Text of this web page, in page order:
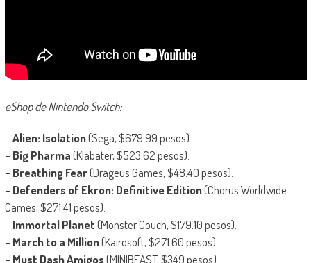
eShop de Nintendo Switch:
–Alien: Isolation(Sega, $679.99 pesos).
– Big Pharma(Klabater, $523.62 pesos).
– Breathing Fear(Drageus Games, $48.40 pesos).
– Defenders of Ekron: Definitive Edition(Chorus Worldwide
Games, $271.41 pesos).
– Immortal Planet(Monster Couch, $179.10 pesos).
– March to a Million(Kairosoft, $271.60 pesos).
– Must Dash Amigos(MINIBEAST, $349 pesos).